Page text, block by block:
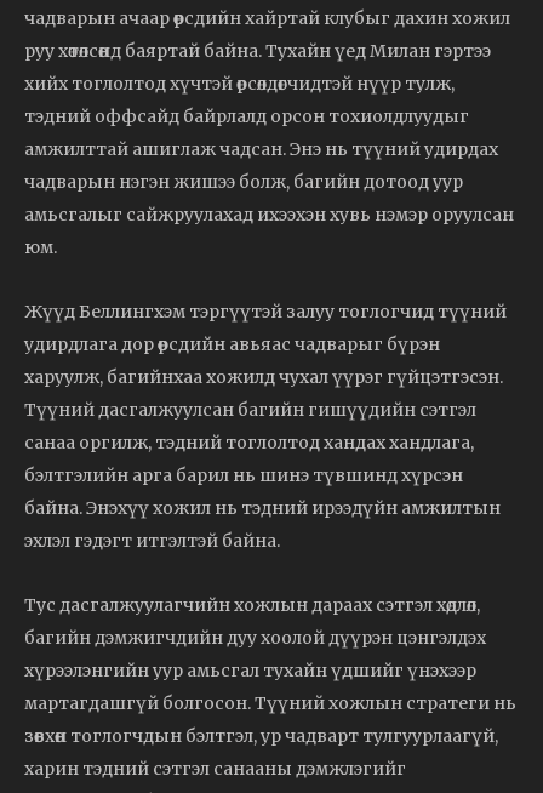
чадварын ачаар өөрсдийн хайртай клубыг дахин хожил
руу хөтөлсөнд баяртай байна. Тухайн үед Милан гэртээ
хийх тоглолтод хүчтэй өрсөлдөгчидтэй нүүр тулж,
тэдний оффсайд байрлалд орсон тохиолдлуудыг
амжилттай ашиглаж чадсан. Энэ нь түүний удирдах
чадварын нэгэн жишээ болж, багийн дотоод уур
амьсгалыг сайжруулахад ихээхэн хувь нэмэр оруулсан
юм.
Жүүд Беллингхэм тэргүүтэй залуу тоглогчид түүний
удирдлага дор өөрсдийн авьяас чадварыг бүрэн
харуулж, багийнхаа хожилд чухал үүрэг гүйцэтгэсэн.
Түүний дасгалжуулсан багийн гишүүдийн сэтгэл
санаа оргилж, тэдний тоглолтод хандах хандлага,
бэлтгэлийн арга барил нь шинэ түвшинд хүрсэн
байна. Энэхүү хожил нь тэдний ирээдүйн амжилтын
эхлэл гэдэгт итгэлтэй байна.
Тус дасгалжуулагчийн хожлын дараах сэтгэл хөдлөл,
багийн дэмжигчдийн дуу хоолой дүүрэн цэнгэлдэх
хүрээлэнгийн уур амьсгал тухайн үдшийг үнэхээр
мартагдашгүй болгосон. Түүний хожлын стратеги нь
зөвхөн тоглогчдын бэлтгэл, ур чадварт тулгуурлаагүй,
харин тэдний сэтгэл санааны дэмжлэгийг